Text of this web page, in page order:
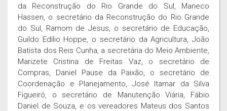
da Reconstrução do Rio Grande do Sul, Maneco
Hassen, o secretário da Reconstrução do Rio Grande
do Sul, Ramom de Jesus, o secretário de Educação,
Guildo Edílio Hoppe, o secretário da Agricultura, João
Batista dos Reis Cunha, a secretária do Meio Ambiente,
Marizete Cristina de Freitas Vaz, o secretário de
Compras, Daniel Pause da Paixão, o secretário de
Coordenação e Planejamento, José Itamar da Silva
Figueiró, o secretário de Manutenção Viária, Fábio
Daniel de Souza, e os vereadores Mateus dos Santos